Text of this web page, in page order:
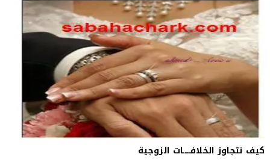
كيف نتجاوز الخلافـــــات الزوجية